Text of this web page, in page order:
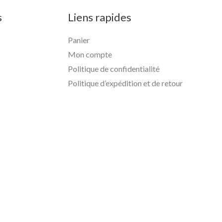
Liens rapides
Panier
Mon compte
Politique de confidentialité
Politique d’expédition et de retour